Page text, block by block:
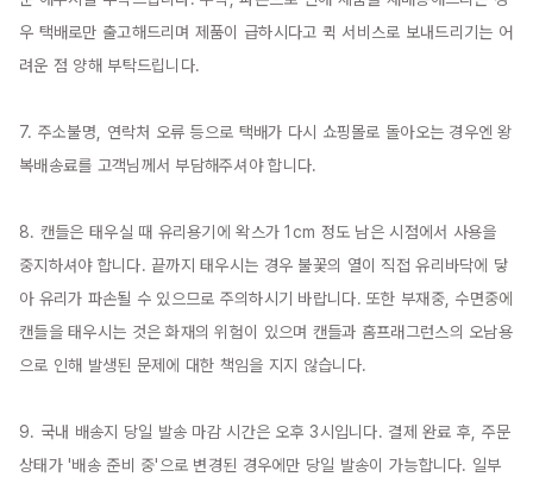
우 택배로만 출고해드리며 제품이 급하시다고 퀵 서비스로 보내드리기는 어
려운 점 양해 부탁드립니다.
7. 주소불명, 연락처 오류 등으로 택배가 다시 쇼핑몰로 돌아오는 경우엔 왕
복배송료를 고객님께서 부담해주셔야 합니다.
8. 캔들은 태우실 때 유리용기에 왁스가 1cm 정도 남은 시점에서 사용을
중지하셔야 합니다. 끝까지 태우시는 경우 불꽃의 열이 직접 유리바닥에 닿
아 유리가 파손될 수 있으므로 주의하시기 바랍니다. 또한 부재중, 수면중에
캔들을 태우시는 것은 화재의 위험이 있으며 캔들과 홈프래그런스의 오남용
으로 인해 발생된 문제에 대한 책임을 지지 않습니다.
9. 국내 배송지 당일 발송 마감 시간은 오후 3시입니다. 결제 완료 후, 주문
상태가 '배송 준비 중'으로 변경된 경우에만 당일 발송이 가능합니다. 일부